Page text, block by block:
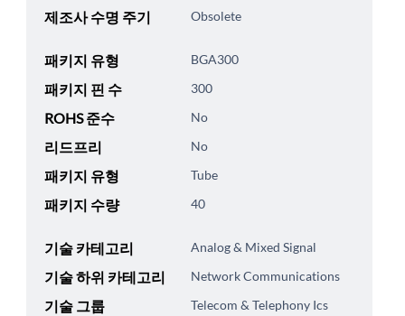
제조사 수명 주기 Obsolete
패키지 유형 BGA300
패키지 핀 수 300
ROHS 준수 No
리드프리 No
패키지 유형 Tube
패키지 수량 40
기술 카테고리 Analog & Mixed Signal
기술 하위 카테고리 Network Communications
기술 그룹 Telecom & Telephony Ics